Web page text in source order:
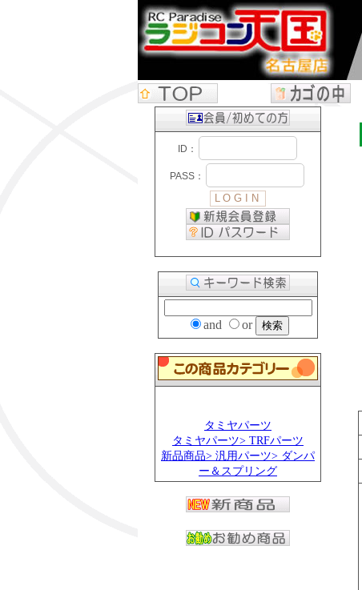
and or
タミヤパーツ
タミヤパーツ> TRFパーツ
新品商品> 汎用パーツ> ダンパ
ー＆スプリング